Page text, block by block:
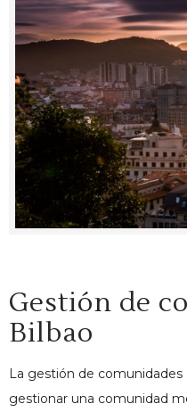
Gestión de
Bilbao
La gestión de
gestionar una comunidad